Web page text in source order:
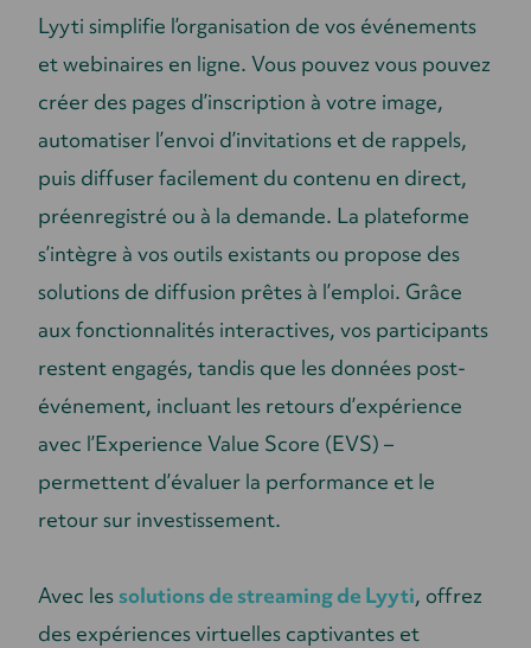
Lyyti simplifie l’organisation de vos événements
et webinaires en ligne. Vous pouvez vous pouvez
créer des pages d’inscription à votre image,
automatiser l’envoi d’invitations et de rappels,
puis diffuser facilement du contenu en direct,
préenregistré ou à la demande. La plateforme
s’intègre à vos outils existants ou propose des
solutions de diffusion prêtes à l’emploi. Grâce
aux fonctionnalités interactives, vos participants
restent engagés, tandis que les données post-
événement, incluant les retours d’expérience
avec l’Experience Value Score (EVS) –
permettent d’évaluer la performance et le
retour sur investissement.
Avec les solutions de streaming de Lyyti, offrez
des expériences virtuelles captivantes et